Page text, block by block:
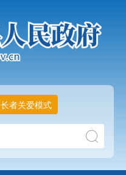
长者关爱模式